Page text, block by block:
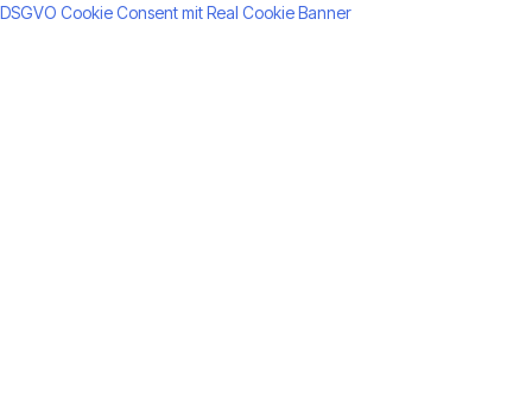
DSGVO Cookie Consent mit Real Cookie Banner